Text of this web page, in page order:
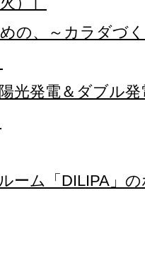
の、～カラダづ
光発電＆ダブル
ーム「DILIPA」